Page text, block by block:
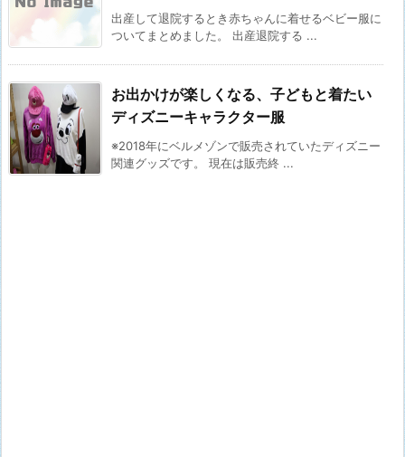
出産して退院するとき赤ちゃんに着せるベビー服に
ついてまとめました。 出産退院する ...
お出かけが楽しくなる、子どもと着たい
ディズニーキャラクター服
※2018年にベルメゾンで販売されていたディズニー
関連グッズです。 現在は販売終 ...